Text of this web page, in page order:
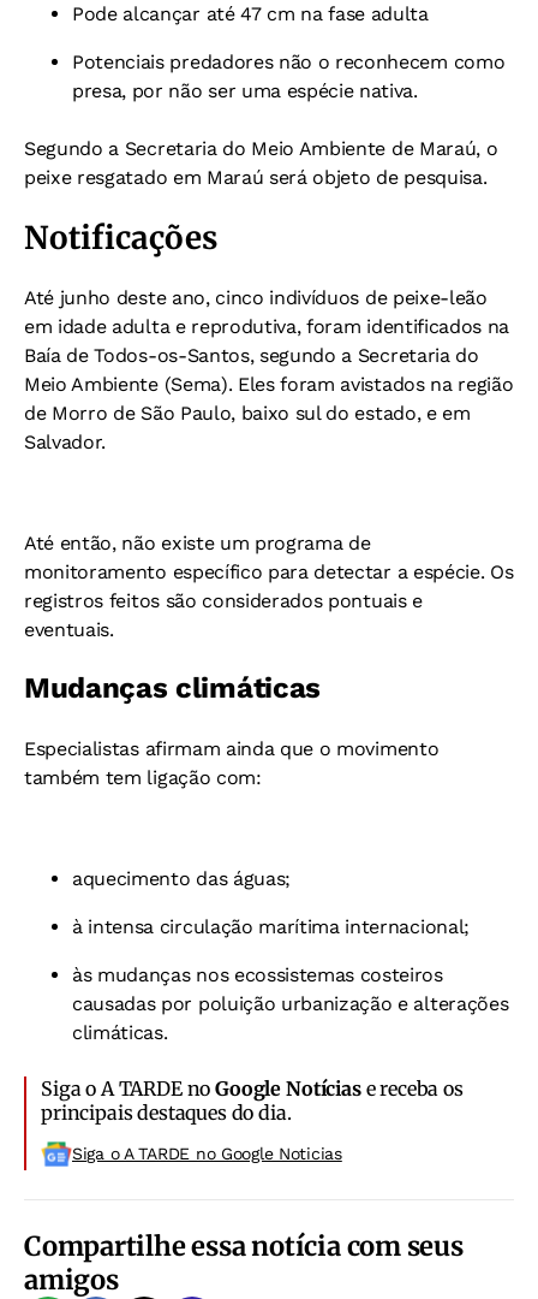
Pode alcançar até 47 cm na fase adulta
Potenciais predadores não o reconhecem como
presa, por não ser uma espécie nativa.
Segundo a Secretaria do Meio Ambiente de Maraú, o
peixe resgatado em Maraú será objeto de pesquisa.
Notificações
Até junho deste ano, cinco indivíduos de peixe-leão
em idade adulta e reprodutiva, foram identificados na
Baía de Todos-os-Santos, segundo a Secretaria do
Meio Ambiente (Sema). Eles foram avistados na região
de Morro de São Paulo, baixo sul do estado, e em
Salvador.
Até então, não existe um programa de
monitoramento específico para detectar a espécie. Os
registros feitos são considerados pontuais e
eventuais.
Mudanças climáticas
Especialistas afirmam ainda que o movimento
também tem ligação com:
aquecimento das águas;
à intensa circulação marítima internacional;
às mudanças nos ecossistemas costeiros
causadas por poluição urbanização e alterações
climáticas.
Siga o A TARDE noGoogle Notíciase receba os
principais destaques do dia.
Siga o A TARDE no Google Noticias
Compartilhe essa notícia com seus
amigos